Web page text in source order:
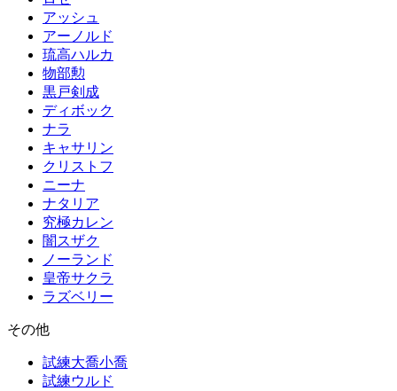
アッシュ
アーノルド
琉高ハルカ
物部勲
黒戸剣成
ディボック
ナラ
キャサリン
クリストフ
ニーナ
ナタリア
究極カレン
闇スザク
ノーランド
皇帝サクラ
ラズベリー
その他
試練大喬小喬
試練ウルド